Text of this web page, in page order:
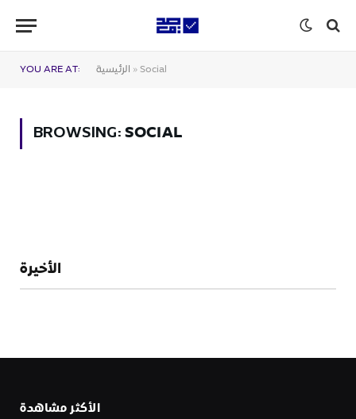
YOU ARE AT: الرئيسية »Social
BROWSING: SOCIAL
الأخيرة
الأكثر مشاهدة